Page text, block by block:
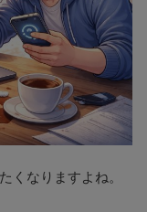
くなりますよね。